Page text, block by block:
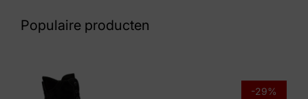
Merk
Populaire producten
-29%